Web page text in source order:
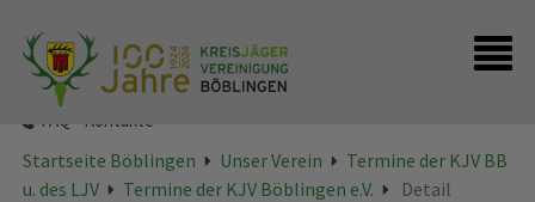
Startseite
Presse
FAQ - Kontakte
Startseite Böblingen Unser Verein
Termine der KJV BB
u. des LJV
Termine der KJV Böblingen e.V. Detail